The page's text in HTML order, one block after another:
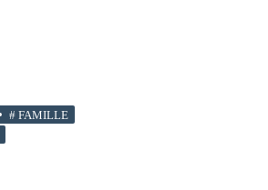
# FAMILLE